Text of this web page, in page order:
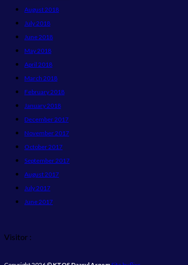
August 2018
July 2018
June 2018
May 2018
April 2018
March 2018
February 2018
January 2018
December 2017
November 2017
October 2017
September 2017
August 2017
July 2017
June 2017
Visitor :